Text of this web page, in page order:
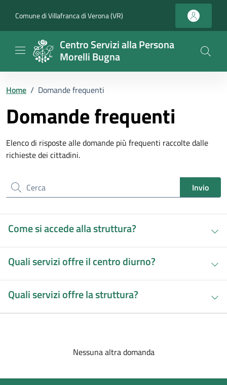
Comune di Villafranca di Verona (VR)
Centro Servizi alla Persona
Morelli Bugna
Home / Domande frequenti
Domande frequenti
Elenco di risposte alle domande più frequenti raccolte dalle
richieste dei cittadini.
Cerca nel sito Invio
Come si accede alla struttura?
Quali servizi offre il centro diurno?
Quali servizi offre la struttura?
Nessuna altra domanda